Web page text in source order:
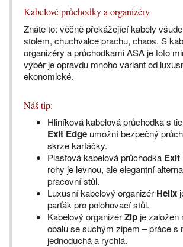
Kabelové průchodky a organizéry
Znáte to: věčně překážející kabely
stolem, chuchvalce prachu, chaos. S
organizéry a průchodkami ASA je toto
výběr je opravdu mnoho variant od
ekonomické.
Náš tip:
Hliníková kabelová průchodka s
Exit Edge umožní bezpečný
skrze kartáčky.
Plastová kabelová průchodka Exit
rohy je levnou, ale elegantní
pracovní stůl.
Luxusní kabelový organizér Helix
parťák pro polohovací stůl.
Kabelový organizérZip je založen
obalu se suchým zipem – práce s
jednoduchá a rychlá.